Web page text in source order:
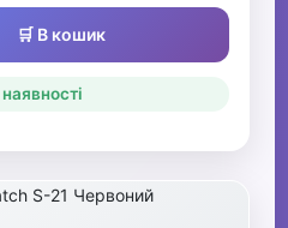
🛒 В кошик